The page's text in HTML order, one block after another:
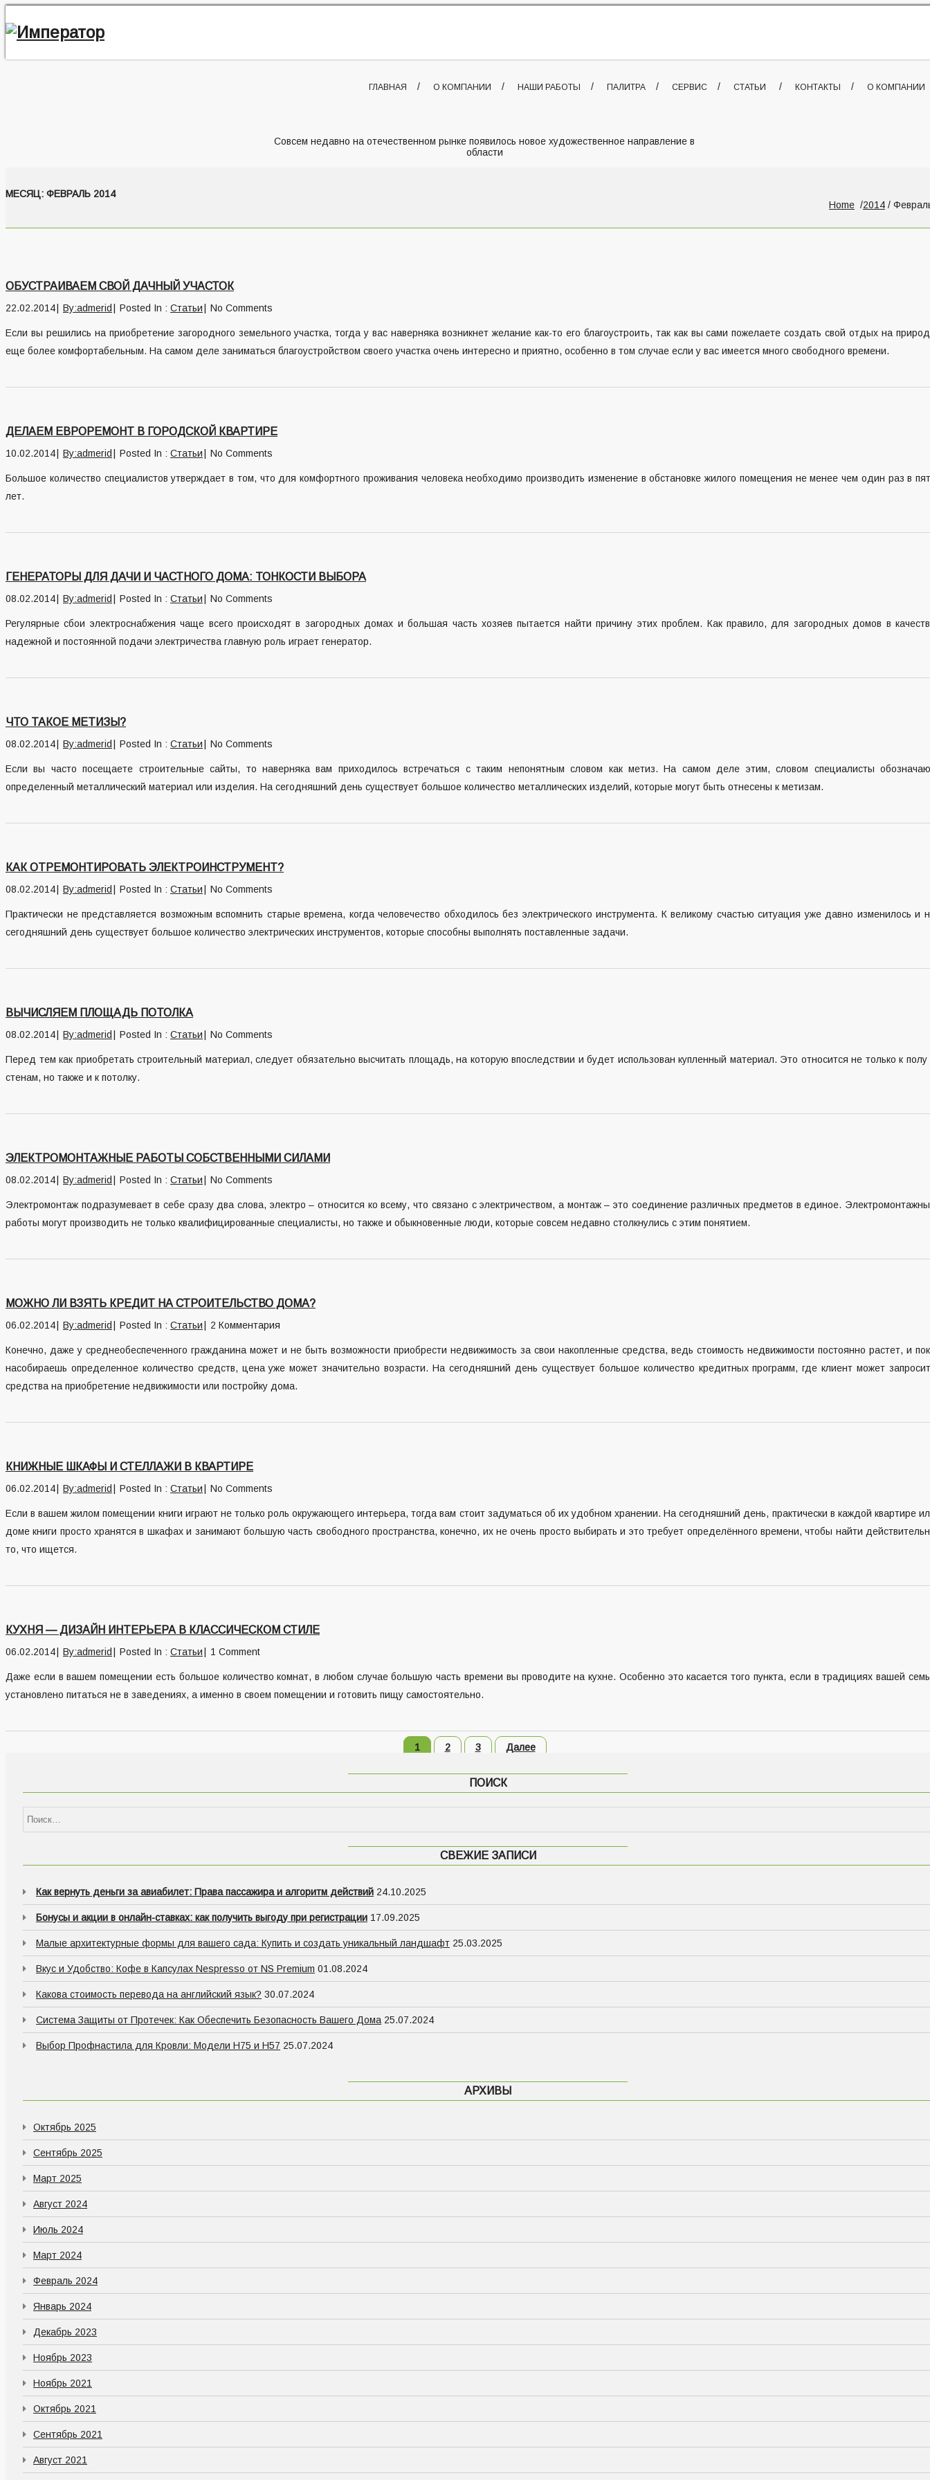
ГЛАВНАЯ О КОМПАНИИ НАШИ РАБОТЫ ПАЛИТРА СЕРВИС СТАТЬИ КОНТАКТЫ О КОМПАНИИ
Совсем недавно на отечественном рынке появилось новое художественное направление в
области
МЕСЯЦ: ФЕВРАЛЬ 2014
Home
2014 /
ОБУСТРАИВАЕМ СВОЙ ДАЧНЫЙ УЧАСТОК
22.02.2014 By:admerid Posted In : Статьи No Comments
Если вы решились на приобретение загородного земельного участка, тогда у вас наверняка возникнет желание как-то его благоустроить, так как вы сами пожелаете создать свой отдых на
еще более комфортабельным. На самом деле заниматься благоустройством своего участка очень интересно и приятно, особенно в том случае если у вас имеется много свободного времени.
ДЕЛАЕМ ЕВРОРЕМОНТ В ГОРОДСКОЙ КВАРТИРЕ
10.02.2014 By:admerid Posted In : Статьи No Comments
Большое количество специалистов утверждает в том, что для комфортного проживания человека необходимо производить изменение в обстановке жилого помещения не менее чем один раз в
лет.
ГЕНЕРАТОРЫ ДЛЯ ДАЧИ И ЧАСТНОГО ДОМА: ТОНКОСТИ ВЫБОРА
08.02.2014 By:admerid Posted In : Статьи No Comments
Регулярные сбои электроснабжения чаще всего происходят в загородных домах и большая часть хозяев пытается найти причину этих проблем. Как правило, для загородных домов в
надежной и постоянной подачи электричества главную роль играет генератор.
ЧТО ТАКОЕ МЕТИЗЫ?
08.02.2014 By:admerid Posted In : Статьи No Comments
Если вы часто посещаете строительные сайты, то наверняка вам приходилось встречаться с таким непонятным словом как метиз. На самом деле этим, словом специалисты
определенный металлический материал или изделия. На сегодняшний день существует большое количество металлических изделий, которые могут быть отнесены к метизам.
КАК ОТРЕМОНТИРОВАТЬ ЭЛЕКТРОИНСТРУМЕНТ?
08.02.2014 By:admerid Posted In : Статьи No Comments
Практически не представляется возможным вспомнить старые времена, когда человечество обходилось без электрического инструмента. К великому счастью ситуация уже давно изменилось и
сегодняшний день существует большое количество электрических инструментов, которые способны выполнять поставленные задачи.
ВЫЧИСЛЯЕМ ПЛОЩАДЬ ПОТОЛКА
08.02.2014 By:admerid Posted In : Статьи No Comments
Перед тем как приобретать строительный материал, следует обязательно высчитать площадь, на которую впоследствии и будет использован купленный материал. Это относится не только к полу
стенам, но также и к потолку.
ЭЛЕКТРОМОНТАЖНЫЕ РАБОТЫ СОБСТВЕННЫМИ СИЛАМИ
08.02.2014 By:admerid Posted In : Статьи No Comments
Электромонтаж подразумевает в себе сразу два слова, электро – относится ко всему, что связано с электричеством, а монтаж – это соединение различных предметов в единое.
работы могут производить не только квалифицированные специалисты, но также и обыкновенные люди, которые совсем недавно столкнулись с этим понятием.
МОЖНО ЛИ ВЗЯТЬ КРЕДИТ НА СТРОИТЕЛЬСТВО ДОМА?
06.02.2014 By:admerid Posted In : Статьи 2 Комментария
Конечно, даже у среднеобеспеченного гражданина может и не быть возможности приобрести недвижимость за свои накопленные средства, ведь стоимость недвижимости постоянно растет, и
насобираешь определенное количество средств, цена уже может значительно возрасти. На сегодняшний день существует большое количество кредитных программ, где клиент может
средства на приобретение недвижимости или постройку дома.
КНИЖНЫЕ ШКАФЫ И СТЕЛЛАЖИ В КВАРТИРЕ
06.02.2014 By:admerid Posted In : Статьи No Comments
Если в вашем жилом помещении книги играют не только роль окружающего интерьера, тогда вам стоит задуматься об их удобном хранении. На сегодняшний день, практически в каждой квартире
доме книги просто хранятся в шкафах и занимают большую часть свободного пространства, конечно, их не очень просто выбирать и это требует определённого времени, чтобы найти
то, что ищется.
КУХНЯ — ДИЗАЙН ИНТЕРЬЕРА В КЛАССИЧЕСКОМ СТИЛЕ
06.02.2014 By:admerid Posted In : Статьи 1 Comment
Даже если в вашем помещении есть большое количество комнат, в любом случае большую часть времени вы проводите на кухне. Особенно это касается того пункта, если в традициях вашей
установлено питаться не в заведениях, а именно в своем помещении и готовить пищу самостоятельно.
1 2 3 Далее
ПОИСК
СВЕЖИЕ ЗАПИСИ
Как вернуть деньги за авиабилет: Права пассажира и алгоритм действий 24.10.2025
Бонусы и акции в онлайн-ставках: как получить выгоду при регистрации 17.09.2025
Малые архитектурные формы для вашего сада: Купить и создать уникальный ландшафт 25.03.2025
Вкус и Удобство: Кофе в Капсулах Nespresso от NS Premium 01.08.2024
Какова стоимость перевода на английский язык? 30.07.2024
Система Защиты от Протечек: Как Обеспечить Безопасность Вашего Дома 25.07.2024
Выбор Профнастила для Кровли: Модели Н75 и Н57 25.07.2024
АРХИВЫ
Октябрь 2025
Сентябрь 2025
Март 2025
Август 2024
Июль 2024
Март 2024
Февраль 2024
Январь 2024
Декабрь 2023
Ноябрь 2023
Ноябрь 2021
Октябрь 2021
Сентябрь 2021
Август 2021